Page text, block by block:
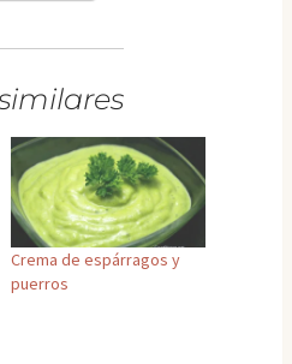
Crema de espárragos y
puerros